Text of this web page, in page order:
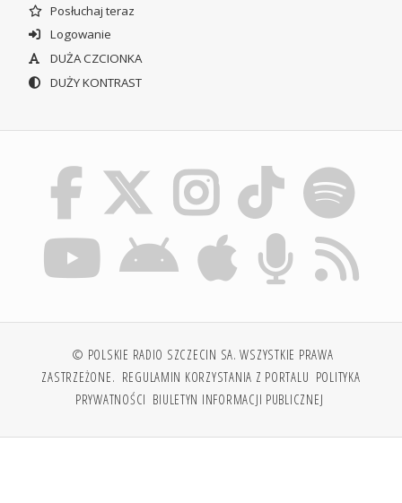
Posłuchaj teraz
Logowanie
DUŻA CZCIONKA
DUŻY KONTRAST
© POLSKIE RADIO SZCZECIN SA. WSZYSTKIE PRAWA
ZASTRZEŻONE. REGULAMIN KORZYSTANIA Z PORTALU POLITYKA
PRYWATNOŚCI BIULETYN INFORMACJI PUBLICZNEJ